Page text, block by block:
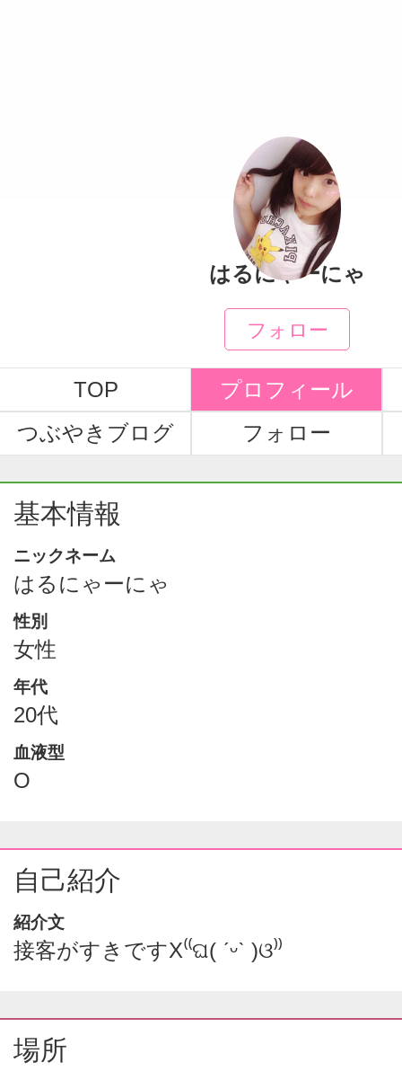
はるにゃーにゃ
フォロー
TOP
プロフィール
つぶやきブログ
フォロー
基本情報
ニックネーム
はるにゃーにゃ
性別
女性
年代
20代
血液型
O
自己紹介
紹介文
接客がすきですX⁽⁽ଘ( ˊᵕˋ )ଓ⁾⁾
場所